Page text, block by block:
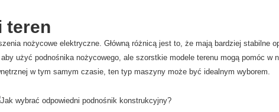
teren
nożycowe elektryczne. Główną różnicą jest to, że mają bardziej stabilne
użyć podnośnika nożycowego, ale szorstkie modele terenu mogą pomóc
w tym samym czasie, ten typ maszyny może być idealnym wyborem.